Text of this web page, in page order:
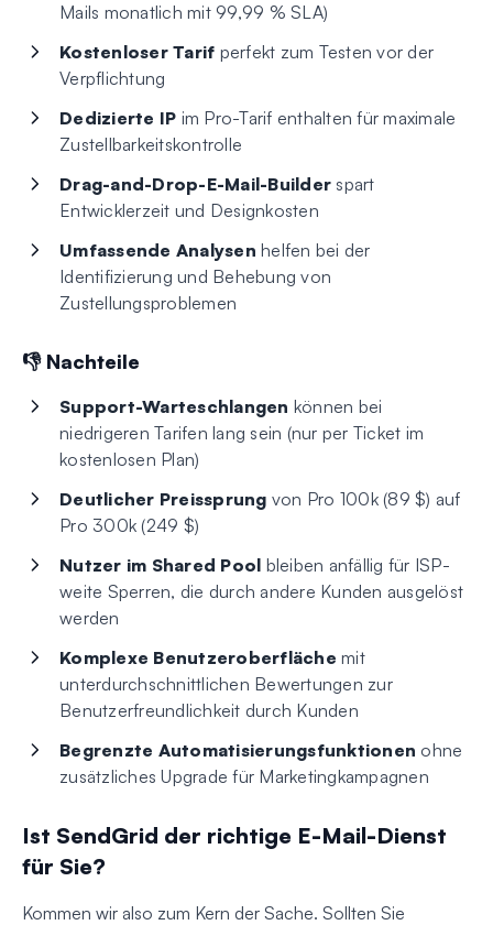
Mails monatlich mit 99,99 % SLA)
Kostenloser Tarif perfekt zum Testen vor der
Verpflichtung
Dedizierte IP im Pro-Tarif enthalten für maximale
Zustellbarkeitskontrolle
Drag-and-Drop-E-Mail-Builder spart
Entwicklerzeit und Designkosten
Umfassende Analysen helfen bei der
Identifizierung und Behebung von
Zustellungsproblemen
👎 Nachteile
Support-Warteschlangen können bei
niedrigeren Tarifen lang sein (nur per Ticket im
kostenlosen Plan)
Deutlicher Preissprung von Pro 100k (89 $) auf
Pro 300k (249 $)
Nutzer im Shared Pool bleiben anfällig für ISP-
weite Sperren, die durch andere Kunden ausgelöst
werden
Komplexe Benutzeroberfläche mit
unterdurchschnittlichen Bewertungen zur
Benutzerfreundlichkeit durch Kunden
Begrenzte Automatisierungsfunktionen ohne
zusätzliches Upgrade für Marketingkampagnen
Ist SendGrid der richtige E-Mail-Dienst
für Sie?
Kommen wir also zum Kern der Sache. Sollten Sie